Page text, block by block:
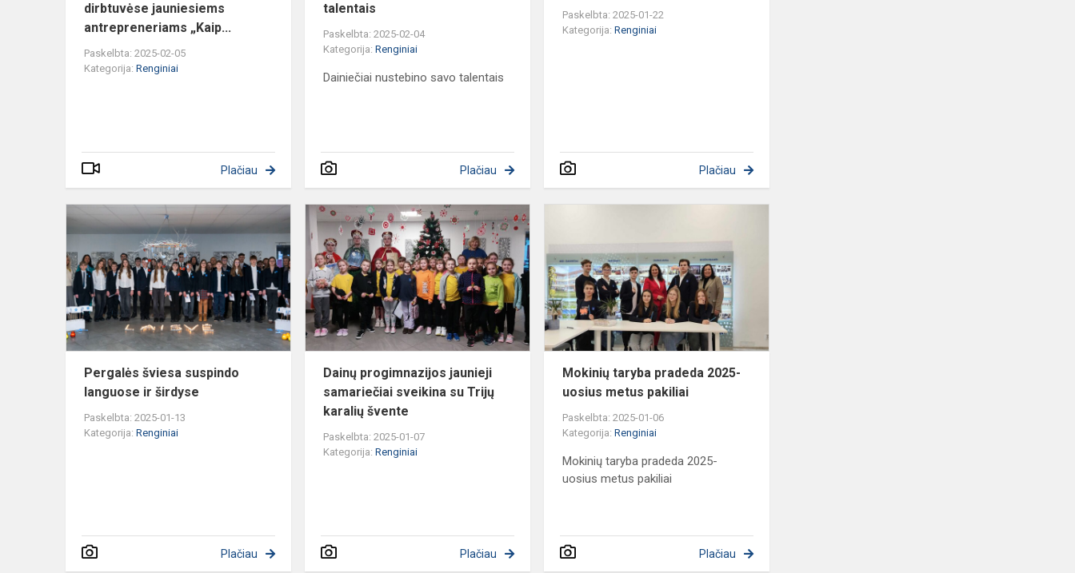
dirbtuvėse jauniesiems
antrepreneriams „Kaip...
Paskelbta: 2025-02-05
Kategorija: Renginiai
Plačiau
talentais
Paskelbta: 2025-02-04
Kategorija:Renginiai
Dainiečiai nustebino savo talentais
Plačiau
Paskelbta: 2025-01-22
Kategorija:Renginiai
Plačiau
Pergalės
šviesa
suspindo
languose
širdyse
Pergalės šviesa suspindo
languose ir širdyse
Paskelbta: 2025-01-13
Kategorija: Renginiai
Plačiau
progimnazijos
jaunieji
samariečiai
sveikina
Trijų...
Dainų progimnazijos jaunieji
samariečiai sveikina su Trijų
karalių švente
Paskelbta: 2025-01-07
Kategorija:Renginiai
Plačiau
Mokinių taryba pradeda 2025-
uosius metus pakiliai
Paskelbta: 2025-01-06
Kategorija:Renginiai
Mokinių taryba pradeda 2025-
uosius metus pakiliai
Plačiau